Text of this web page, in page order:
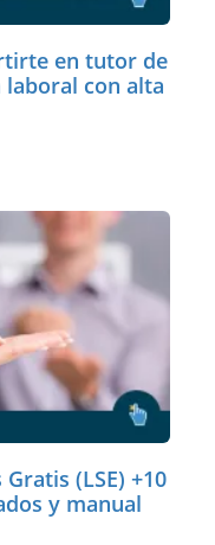
en tutor de
laboral con alta
(LSE) +10
y manual